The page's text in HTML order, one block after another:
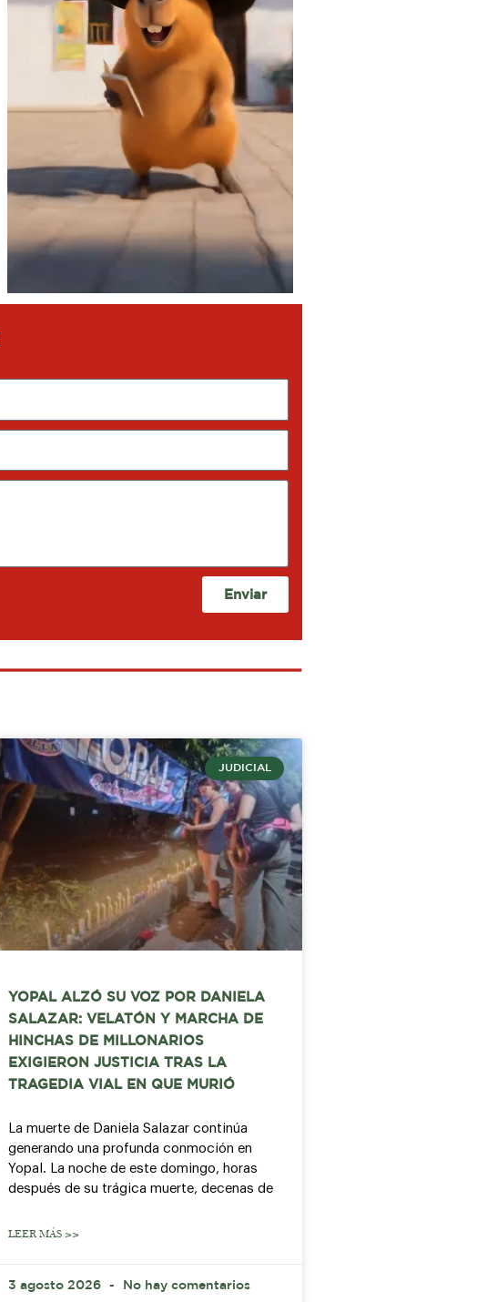
Enviar
JUDICIAL
YOPAL ALZÓ SU VOZ POR DANIELA
SALAZAR: VELATÓN Y MARCHA DE
HINCHAS DE MILLONARIOS
EXIGIERON JUSTICIA TRAS LA
TRAGEDIA VIAL EN QUE MURIÓ
La muerte de Daniela Salazar continúa
generando una profunda conmoción en
Yopal. La noche de este domingo, horas
después de su trágica muerte, decenas de
LEER MÁS >>
3 agosto 2026 No hay comentarios